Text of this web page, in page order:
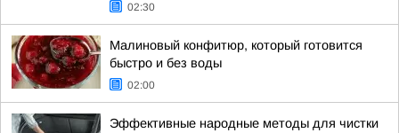
02:30
Малиновый конфитюр, который готовится
быстро и без воды
02:00
Эффективные народные методы для чистки